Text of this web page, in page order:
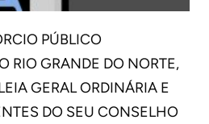
PÚBLICO
RIO GRANDE DO NORTE,
GERAL ORDINÁRIA E
DO SEU CONSELHO